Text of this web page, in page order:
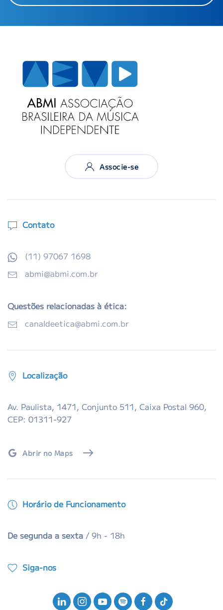
Associe-se
Contato
(11) 97067 1698
abmi@abmi.com.br
Questões relacionadas à ética:
canaldeetica@abmi.com.br
Localização
Av. Paulista, 1471, Conjunto 511, Caixa Postal 960,
CEP: 01311-927
Abrir no Maps
Horário de Funcionamento
De segunda a sexta / 9h - 18h
Siga-nos